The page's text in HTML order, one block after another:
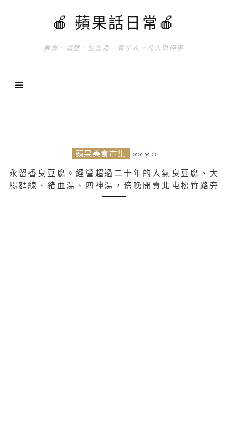
🍎 蘋果話日常🍎
美食。旅遊。過生活。養小人。凡人瑣碎事
蘋果美食市集 2020-09-21
永留香臭豆腐。經營超過二十年的人氣臭豆腐、大
腸麵線、豬血湯、四神湯，傍晚開賣北屯松竹路旁